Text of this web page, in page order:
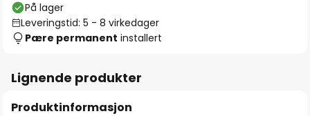
På lager
Leveringstid: 5 - 8 virkedager
Pære permanent installert
Lignende produkter
Produktinformasjon